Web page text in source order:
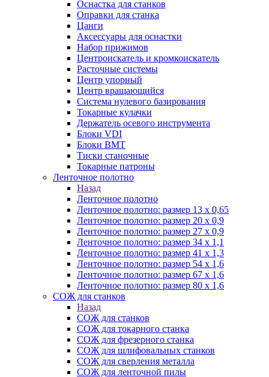
Оснастка для станков
Оправки для станка
Цанги
Аксессуары для оснастки
Набор прижимов
Центроискатель и кромкоискатель
Расточные системы
Центр упорный
Центр вращающийся
Система нулевого базирования
Токарные кулачки
Держатель осевого инструмента
Блоки VDI
Блоки BMT
Тиски станочные
Токарные патроны
Ленточное полотно
Назад
Ленточное полотно
Ленточное полотно: размер 13 х 0,65
Ленточное полотно: размер 20 х 0,9
Ленточное полотно: размер 27 х 0,9
Ленточное полотно: размер 34 х 1,1
Ленточное полотно: размер 41 х 1,3
Ленточное полотно: размер 54 х 1,6
Ленточное полотно: размер 67 х 1,6
Ленточное полотно: размер 80 х 1,6
СОЖ для станков
Назад
СОЖ для станков
СОЖ для токарного станка
СОЖ для фрезерного станка
СОЖ для шлифовальных станков
СОЖ для сверления металла
СОЖ для ленточной пилы